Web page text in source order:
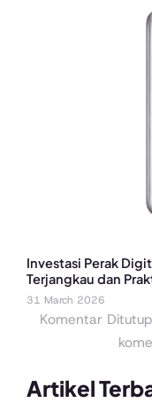
Artikel
Investasi Perak
Terjangkau dan
31 March 2026
Komentar